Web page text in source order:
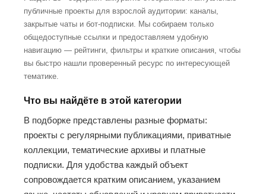
публичные проекты для взрослой аудитории: каналы,
закрытые чаты и бот-подписки. Мы собираем только
общедоступные ссылки и предоставляем удобную
навигацию — рейтинги, фильтры и краткие описания, чтобы
вы быстро нашли проверенный ресурс по интересующей
тематике.
Что вы найдёте в этой категории
В подборке представлены разные форматы:
проекты с регулярными публикациями, приватные
коллекции, тематические архивы и платные
подписки. Для удобства каждый объект
сопровождается кратким описанием, указанием